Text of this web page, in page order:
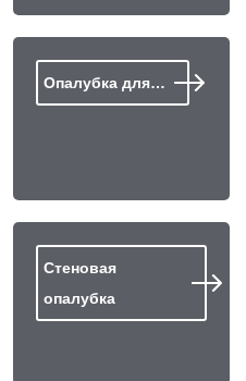
Опалубка для…
Стеновая
опалубка